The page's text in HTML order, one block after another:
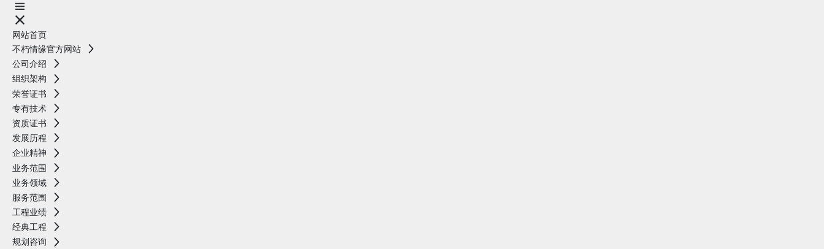
网站首页
不朽情缘官方网站
公司介绍
组织架构
荣誉证书
专有技术
资质证书
发展历程
企业精神
业务范围
业务领域
服务范围
工程业绩
经典工程
规划咨询